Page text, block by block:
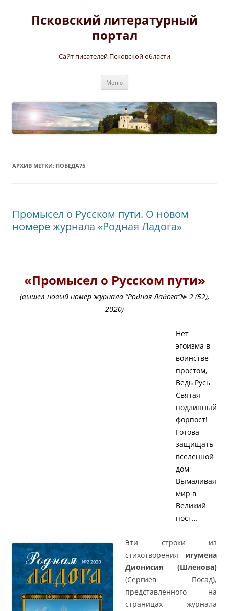
содержимому
Псковский литературный
портал
Сайт писателей Псковской области
Меню
АРХИВ МЕТКИ: ПОБЕДА75
Промысел о Русском пути. О новом
номере журнала «Родная Ладога»
«Промысел о Русском пути»
(вышел новый номер журнала “Родная Ладога”№ 2 (52),
2020)
Нет
эгоизма в
воинстве
простом,
Ведь Русь
Святая —
подлинный
форпост!
Готова
защищать
вселенной
дом,
Вымаливая
мир в
Великий
пост…
Эти строки из
стихотворения игумена
Дионисия (Шленова)
(Сергиев Посад),
представленного на
страницах журнала